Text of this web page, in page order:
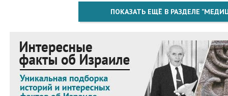
ПОКАЗАТЬ ЕЩЁ В РАЗДЕЛЕ